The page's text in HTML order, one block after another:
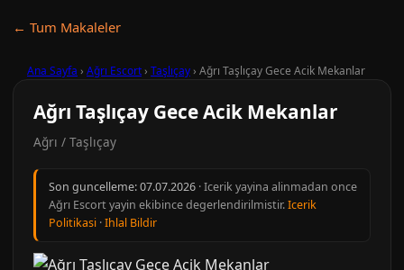
← Tum Makaleler
Ana Sayfa › Ağrı Escort› Taşlıçay› Ağrı Taşlıçay Gece Acik Mekanlar
Ağrı Taşlıçay Gece Acik Mekanlar
Ağrı / Taşlıçay
Son guncelleme:07.07.2026 · Icerik yayina alinmadan once
Ağrı Escort yayin ekibince degerlendirilmistir.Icerik
Politikasi ·Ihlal Bildir